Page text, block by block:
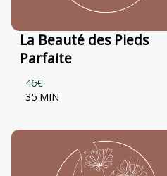
La Beauté des Pieds
Parfaite
46€
35 MIN